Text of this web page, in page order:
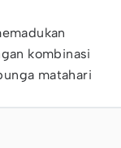
kombinasi
matahari